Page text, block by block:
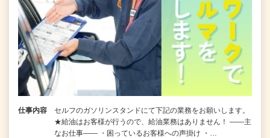
仕事内容
セルフのガソリンスタンドにて下記の業務をお願いします。
★給油はお客様が行うので、給油業務はありません！ ――主
なお仕事―― ・困っているお客様への声掛け ・…